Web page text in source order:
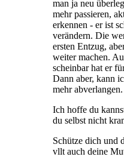
man ja neu
mehr passieren,
erkennen - er ist
verändern. Die
ersten Entzug,
weiter machen.
scheinbar hat er
Dann aber, kann
mehr abverlangen.
Ich hoffe du
du selbst nicht
Schütze dich und
vllt auch deine